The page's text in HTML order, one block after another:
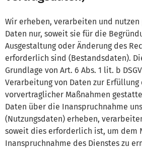
Wir erheben, verarbeiten und nutzen
Daten nur, soweit sie für die
Ausgestaltung oder Änderung des
erforderlich sind (Bestandsdaten).
Grundlage von Art. 6 Abs. 1 lit. b
Verarbeitung von Daten zur Erfüllung
vorvertraglicher Maßnahmen
Daten über die Inanspruchnahme
(Nutzungsdaten) erheben,
soweit dies erforderlich ist, um dem
Inanspruchnahme des Dienstes zu